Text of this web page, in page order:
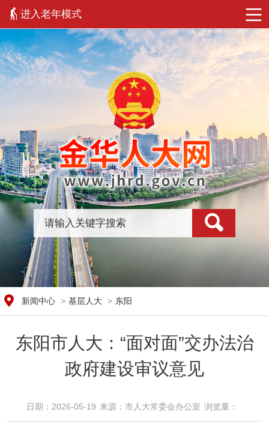
进入老年模式
新闻中心 > 基层人大 > 东阳
东阳市人大：“面对面”交办法治
政府建设审议意见
日期：2026-05-19 来源：​市人大常委会办公室 浏览量：​